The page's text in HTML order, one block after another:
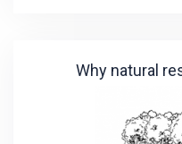
Why natural